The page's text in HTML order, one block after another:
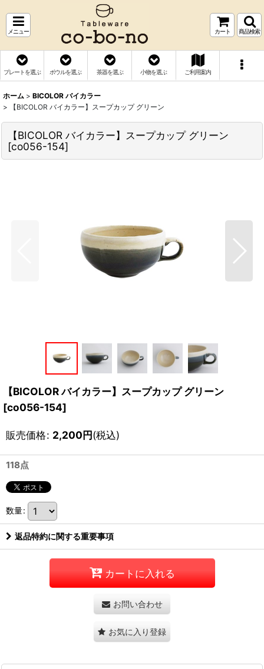
メニュー カート 商品検索
プレートを選ぶ ボウルを選ぶ 茶器を選ぶ 小物を選ぶ ご利用案内
ホーム > BICOLOR バイカラー
>
【BICOLOR バイカラー】スープカップ グリーン
【BICOLOR バイカラー】スープカップ グリーン
[co056-154]
【BICOLOR バイカラー】スープカップ グリーン
[co056-154]
販売価格: 2,200円(税込)
118点
数量:
返品特約に関する重要事項
カートに入れる
お問い合わせ
お気に入り登録